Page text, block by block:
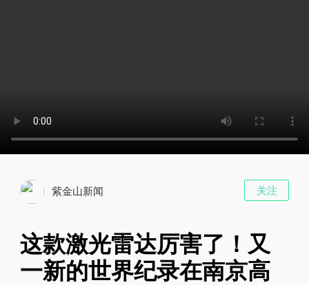
紫金山新闻 关注
这款激光雷达厉害了！又
一新的世界纪录在南京高